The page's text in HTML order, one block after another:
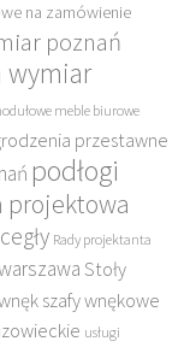
na zamówienie
poznań
wymiar
meble biurowe
przestawne
podłogi
projektowa
Rady projektanta
Stoły
szafy wnękowe
usługi